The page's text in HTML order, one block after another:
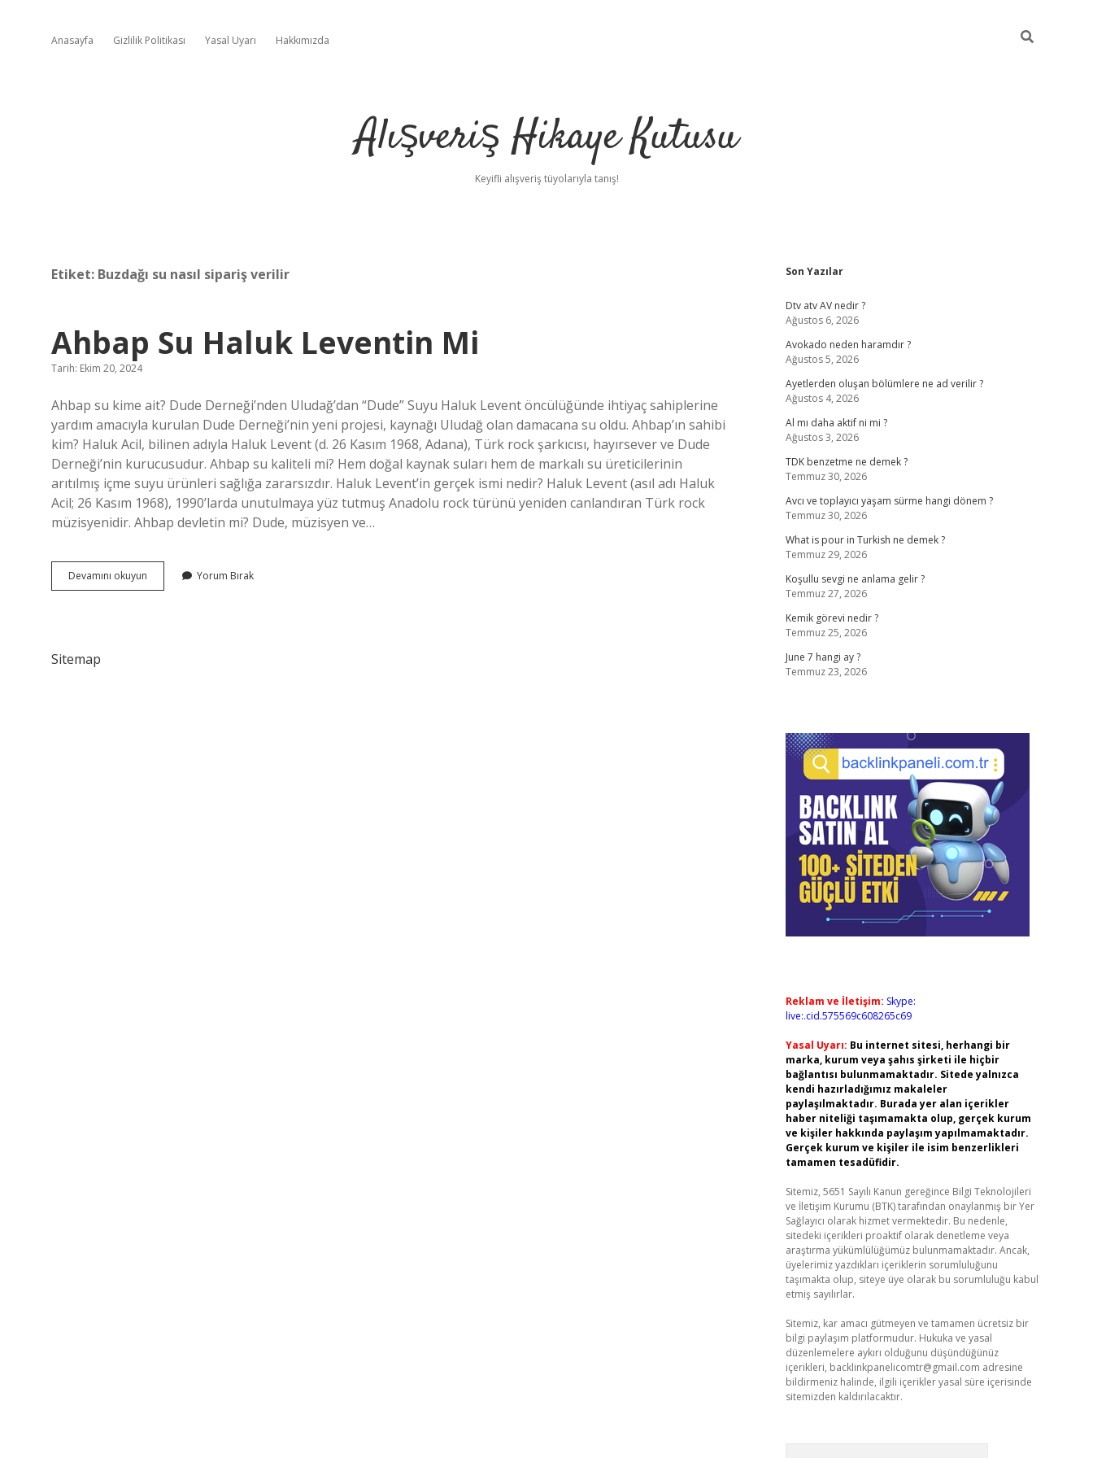
Anasayfa Gizlilik Politikası Yasal Uyarı Hakkımızda
Alışveriş Hikaye Kutusu
Keyifli alışveriş tüyolarıyla tanış!
Etiket: Buzdağı su nasıl sipariş verilir
Ahbap Su Haluk Leventin Mi
Tarih: Ekim 20, 2024
Ahbap su kime ait? Dude Derneği’nden Uludağ’dan “Dude” Suyu Haluk Levent öncülüğünde ihtiyaç sahiplerine
yardım amacıyla kurulan Dude Derneği’nin yeni projesi, kaynağı Uludağ olan damacana su oldu. Ahbap’ın sahibi
kim? Haluk Acil, bilinen adıyla Haluk Levent (d. 26 Kasım 1968, Adana), Türk rock şarkıcısı, hayırsever ve Dude
Derneği’nin kurucusudur. Ahbap su kaliteli mi? Hem doğal kaynak suları hem de markalı su üreticilerinin
arıtılmış içme suyu ürünleri sağlığa zararsızdır. Haluk Levent’in gerçek ismi nedir? Haluk Levent (asıl adı Haluk
Acil; 26 Kasım 1968), 1990’larda unutulmaya yüz tutmuş Anadolu rock türünü yeniden canlandıran Türk rock
müzisyenidir. Ahbap devletin mi? Dude, müzisyen ve…
Devamını okuyun
Su
Yorum Bırak
Sitemap
Sidebar
Son Yazılar
Dtv atv AV nedir ?
Ağustos 6, 2026
Avokado neden haramdır ?
Ağustos 5, 2026
Ayetlerden oluşan bölümlere ne ad verilir ?
Ağustos 4, 2026
Al mı daha aktif ni mi ?
Ağustos 3, 2026
TDK benzetme ne demek ?
Temmuz 30, 2026
Avcı ve toplayıcı yaşam sürme hangi dönem ?
Temmuz 30, 2026
What is pour in Turkish ne demek ?
Temmuz 29, 2026
Koşullu sevgi ne anlama gelir ?
Temmuz 27, 2026
Kemik görevi nedir ?
Temmuz 25, 2026
June 7 hangi ay ?
Temmuz 23, 2026
Reklam ve İletişim: Skype:
live:.cid.575569c608265c69
Yasal Uyarı: Bu internet sitesi, herhangi bir
marka, kurum veya şahıs şirketi ile hiçbir
bağlantısı bulunmamaktadır. Sitede yalnızca
kendi hazırladığımız makaleler
paylaşılmaktadır. Burada yer alan içerikler
haber niteliği taşımamakta olup, gerçek kurum
ve kişiler hakkında paylaşım yapılmamaktadır.
Gerçek kurum ve kişiler ile isim benzerlikleri
tamamen tesadüfidir.
Sitemiz, 5651 Sayılı Kanun gereğince Bilgi Teknolojileri
ve İletişim Kurumu (BTK) tarafından onaylanmış bir Yer
Sağlayıcı olarak hizmet vermektedir. Bu nedenle,
sitedeki içerikleri proaktif olarak denetleme veya
araştırma yükümlülüğümüz bulunmamaktadır. Ancak,
üyelerimiz yazdıkları içeriklerin sorumluluğunu
taşımakta olup, siteye üye olarak bu sorumluluğu kabul
etmiş sayılırlar.
Sitemiz, kar amacı gütmeyen ve tamamen ücretsiz bir
bilgi paylaşım platformudur. Hukuka ve yasal
düzenlemelere aykırı olduğunu düşündüğünüz
içerikleri, backlinkpanelicomtr@gmail.com adresine
bildirmeniz halinde, ilgili içerikler yasal süre içerisinde
sitemizden kaldırılacaktır.